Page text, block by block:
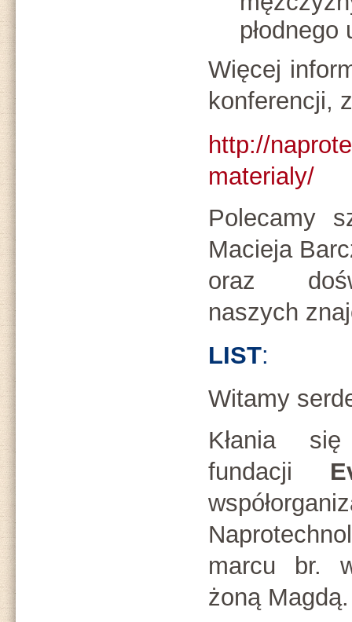
Więcej
konferencji,
http://
materialy/
Polecamy
Macieja
oraz
naszych
LIST:
Witamy
Kłania
fundacji
marcu br.
żoną Magdą.